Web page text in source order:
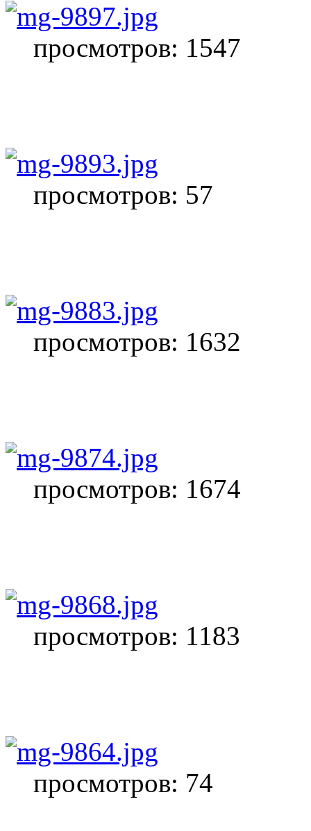
просмотров: 1547
просмотров: 57
просмотров: 1632
просмотров: 1674
просмотров: 1183
просмотров: 74